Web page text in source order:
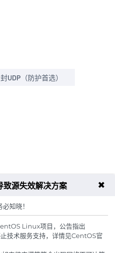
封UDP（防护首选）
源失效解决方案 ✖
知晓！
Linux项目，公告指出
技术服务支持，详情见CentOS官